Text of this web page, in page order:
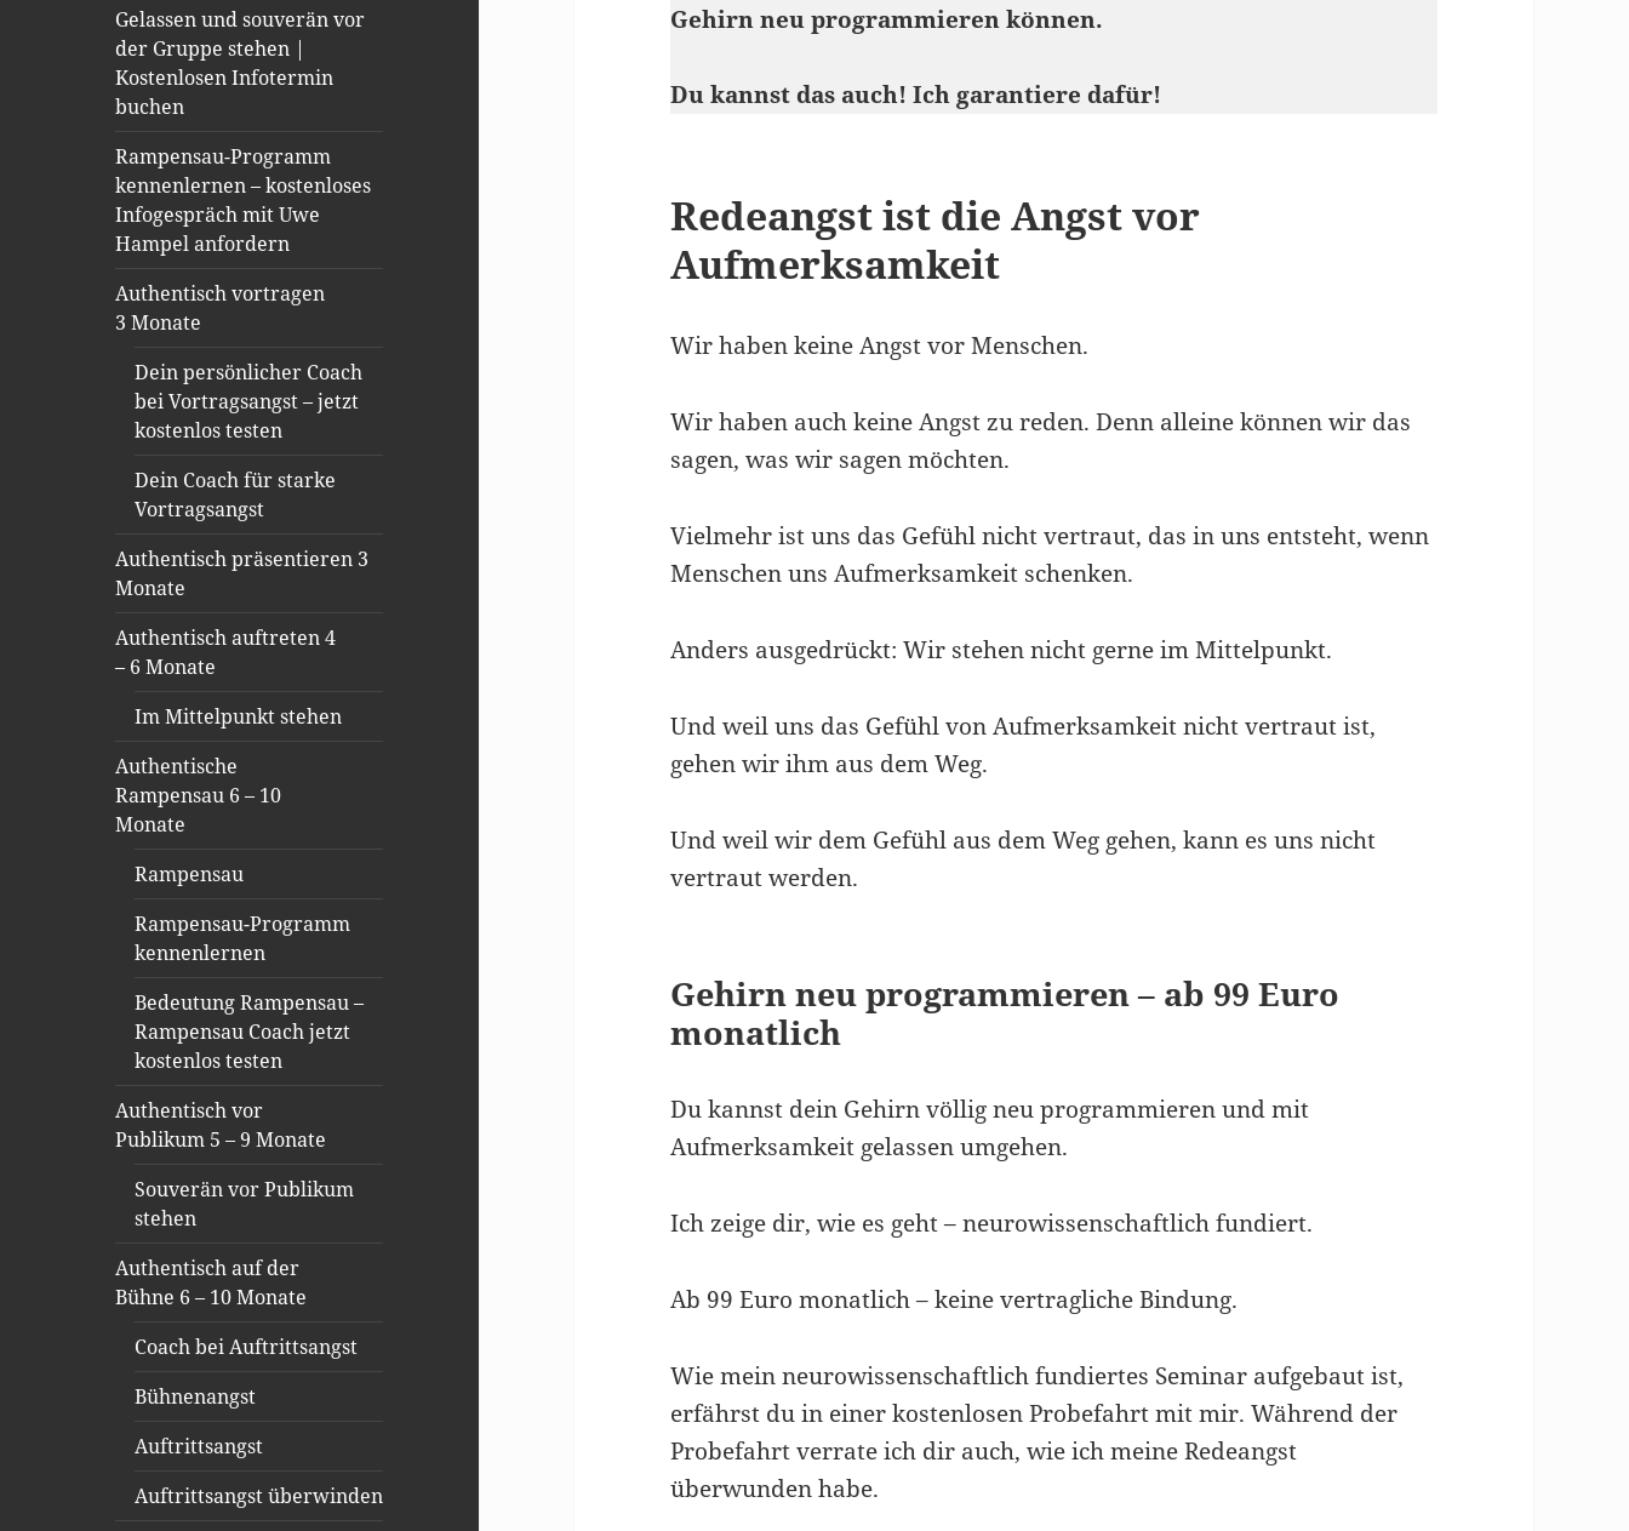
Gelassen und souverän vor
der Gruppe stehen |
Kostenlosen Infotermin
buchen
Rampensau-Programm
kennenlernen – kostenloses
Infogespräch mit Uwe
Hampel anfordern
Authentisch vortragen
3 Monate
Dein persönlicher Coach
bei Vortragsangst – jetzt
kostenlos testen
Dein Coach für starke
Vortragsangst
Authentisch präsentieren 3
Monate
Authentisch auftreten 4
– 6 Monate
Im Mittelpunkt stehen
Authentische
Rampensau 6 – 10
Monate
Rampensau
Rampensau-Programm
kennenlernen
Bedeutung Rampensau –
Rampensau Coach jetzt
kostenlos testen
Authentisch vor
Publikum 5 – 9 Monate
Souverän vor Publikum
stehen
Authentisch auf der
Bühne 6 – 10 Monate
Coach bei Auftrittsangst
Bühnenangst
Auftrittsangst
Auftrittsangst überwinden
Gehirn neu programmieren können.
Du kannst das auch! Ich garantiere dafür!
Redeangst ist die Angst vor
Aufmerksamkeit
Wir haben keine Angst vor Menschen.
Wir haben auch keine Angst zu reden. Denn alleine können wir das
sagen, was wir sagen möchten.
Vielmehr ist uns das Gefühl nicht vertraut, das in uns entsteht, wenn
Menschen uns Aufmerksamkeit schenken.
Anders ausgedrückt: Wir stehen nicht gerne im Mittelpunkt.
Und weil uns das Gefühl von Aufmerksamkeit nicht vertraut ist,
gehen wir ihm aus dem Weg.
Und weil wir dem Gefühl aus dem Weg gehen, kann es uns nicht
vertraut werden.
Gehirn neu programmieren – ab 99 Euro
monatlich
Du kannst dein Gehirn völlig neu programmieren und mit
Aufmerksamkeit gelassen umgehen.
Ich zeige dir, wie es geht – neurowissenschaftlich fundiert.
Ab 99 Euro monatlich – keine vertragliche Bindung.
Wie mein neurowissenschaftlich fundiertes Seminar aufgebaut ist,
erfährst du in einer kostenlosen Probefahrt mit mir. Während der
Probefahrt verrate ich dir auch, wie ich meine Redeangst
überwunden habe.